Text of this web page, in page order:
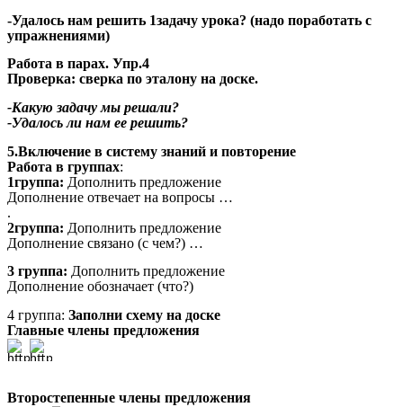
-Удалось нам решить 1задачу урока? (надо поработать с
упражнениями)
Работа в парах. Упр.4
Проверка: сверка по эталону на доске.
-Какую задачу мы решали?
-Удалось ли нам ее решить?
5.Включение в систему знаний и повторение
Работа в группах:
1группа: Дополнить предложение
Дополнение отвечает на вопросы …
.
2группа: Дополнить предложение
Дополнение связано (с чем?) …
3 группа: Дополнить предложение
Дополнение обозначает (что?)
4 группа: Заполни схему на доске
Главные члены предложения
Второстепенные члены предложения